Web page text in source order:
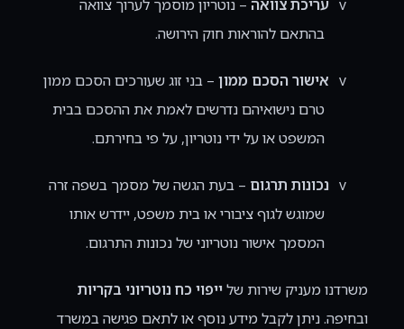
v עריכת צוואה – נוטריון מוסמך לערוך צוואה
בהתאם להוראות חוק הירושה.
v אישור הסכם ממון – בני זוג שעורכים הסכם ממון
טרם נישואיהם נדרשים לאמת את ההסכם בבית
המשפט או על ידי נוטריון, על פי בחירתם.
v נכונות תרגום – בעת הגשה של מסמך בשפה זרה
שמוגש לגוף ציבורי או בית משפט, יידרש אותו
המסמך אישור נוטריוני של נכונות התרגום.
משרדנו מעניק שירות של ייפוי כח נוטריוני בקריות
ובחיפה. ניתן לקבל מידע נוסף או לתאם פגישה במשרד